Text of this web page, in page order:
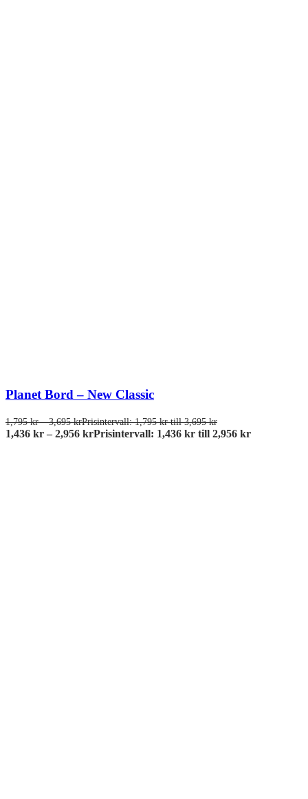
Planet Bord – New Classic
1,795kr – 3,695krPrisintervall: 1,795 kr till 3,695 kr
1,436 kr – 2,956 krPrisintervall: 1,436 kr till 2,956 kr